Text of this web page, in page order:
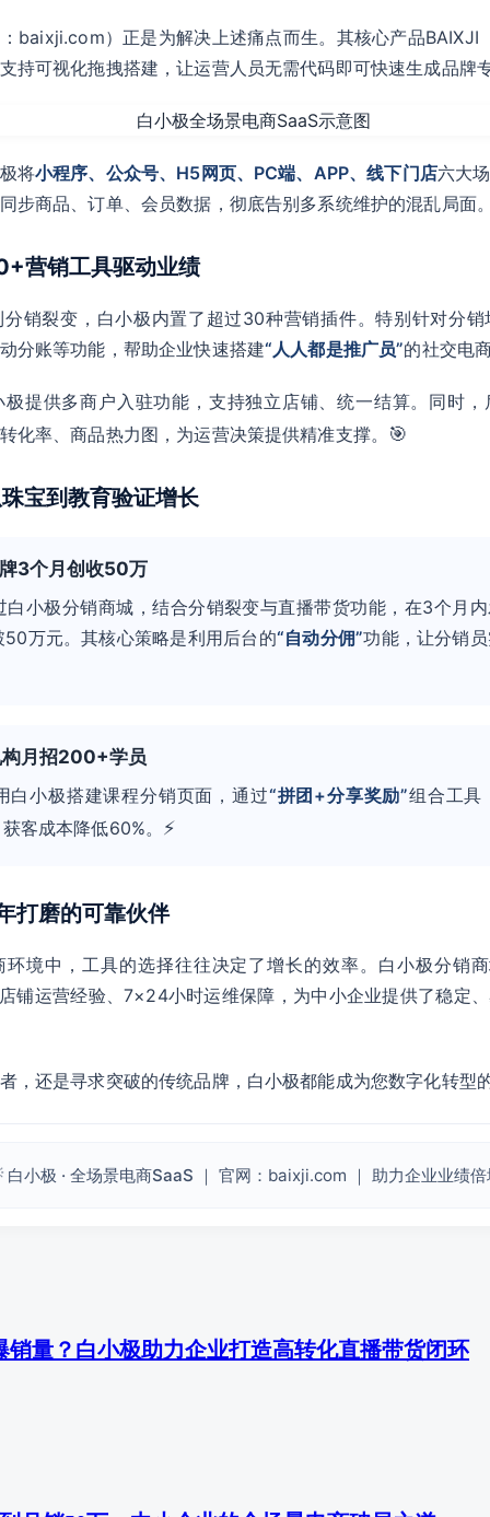
baixji.com）正是为解决上述痛点而生。其核心产品BAIXJI
持可视化拖拽搭建，让运营人员无需代码即可快速生成品牌
将小程序、公众号、H5网页、PC端、APP、线下门店六大
步商品、订单、会员数据，彻底告别多系统维护的混乱局面
营销工具驱动业绩
销裂变，白小极内置了超过30种营销插件。特别针对分
分账等功能，帮助企业快速搭建“人人都是推广员”的社交电
提供多商户入驻功能，支持独立店铺、统一结算。同时
化率、商品热力图，为运营决策提供精准支撑。 🎯
宝到教育验证增长
3个月创收50万
白小极分销商城，结合分销裂变与直播带货功能，在3个月
万元。其核心策略是利用后台的“自动分佣”功能，让分销
月招200+学员
白小极搭建课程分销页面，通过“拼团+分享奖励”组合工具
客成本降低60%。 ⚡
打磨的可靠伙伴
环境中，工具的选择往往决定了增长的效率。白小极分销
铺运营经验、7×24小时运维保障，为中小企业提供了稳定
，还是寻求突破的传统品牌，白小极都能成为您数字化转型
白小极 · 全场景电商SaaS ｜ 官网：baixji.com ｜ 助力企业业绩
销量？白小极助力企业打造高转化直播带货闭环